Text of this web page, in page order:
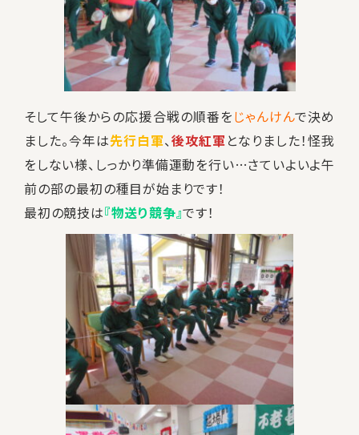
そして午後からの応援合戦の順番をじゃんけんで決め
ました。今年は先行白軍、後攻紅軍となりました！怪我
をしない様、しっかり準備運動を行い…さていよいよ午
前の部の最初の種目が始まりです！
最初の競技は『物送り競争』です！